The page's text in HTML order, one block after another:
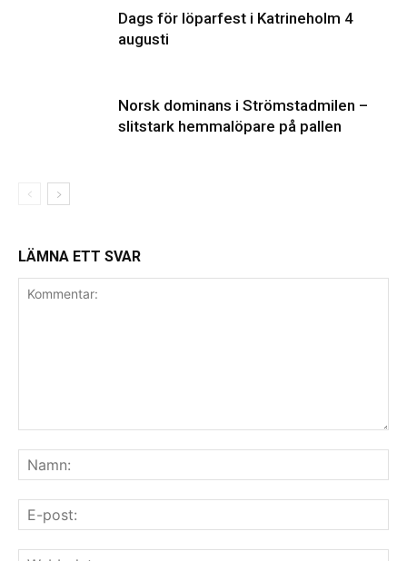
Dags för löparfest i Katrineholm 4
augusti
Norsk dominans i Strömstadmilen –
slitstark hemmalöpare på pallen
LÄMNA ETT SVAR